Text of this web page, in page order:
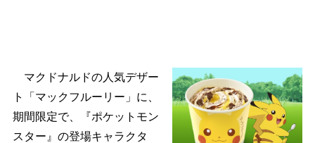
マクドナルドの人気デザー
ト「マックフルーリー」に、
期間限定で、『ポケットモン
スター』の登場キャラクタ